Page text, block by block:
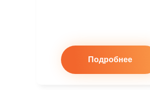
Подробнее